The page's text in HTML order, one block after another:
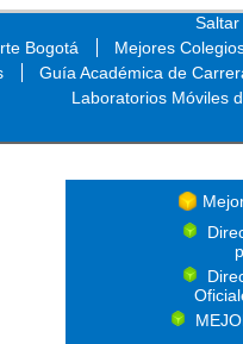
Saltar
Bogotá Mejores
Guía Académica de
Laboratorios Móviles